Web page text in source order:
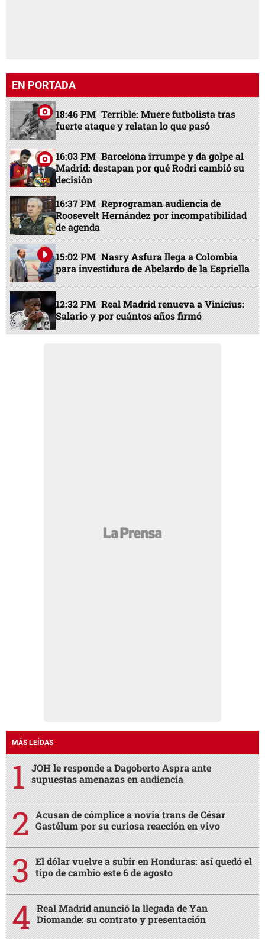
EN PORTADA
18:46 PM Terrible: Muere futbolista tras
fuerte ataque y relatan lo que pasó
16:03 PM Barcelona irrumpe y da golpe al
Madrid: destapan por qué Rodri cambió su
decisión
16:37 PM Reprograman audiencia de
Roosevelt Hernández por incompatibilidad
de agenda
15:02 PM Nasry Asfura llega a Colombia
para investidura de Abelardo de la Espriella
12:32 PM Real Madrid renueva a Vinicius:
Salario y por cuántos años firmó
MÁS LEÍDAS
JOH le responde a Dagoberto Aspra ante
supuestas amenazas en audiencia
Acusan de cómplice a novia trans de César
Gastélum por su curiosa reacción en vivo
El dólar vuelve a subir en Honduras: así quedó el
tipo de cambio este 6 de agosto
Real Madrid anunció la llegada de Yan
Diomande: su contrato y presentación